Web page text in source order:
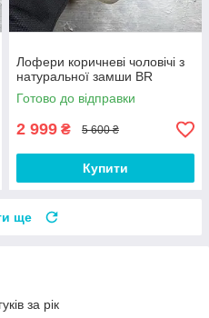
Лофери коричневі чоловічі з
натуральної замши BR
Готово до відправки
2 999 ₴ 5 600 ₴
Купити
ще
за рік